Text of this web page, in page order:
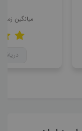
میانگین